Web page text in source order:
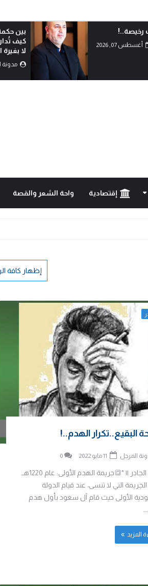
وأحقاد البدو:
بعقول العلماء
الدم هو
مدونة
إقتصادية واحة الشعر والقصة
إظهار كافة
البقيع..تكرار الهدم..!
المرجل 0
عمار الجادر || *🔳جريمة الهدم الأولى: عام 1220هـ.
التي لا تنسى، عند قيام الدولة
الأولى حيث قام آل سعود بأول هدم
المزيد